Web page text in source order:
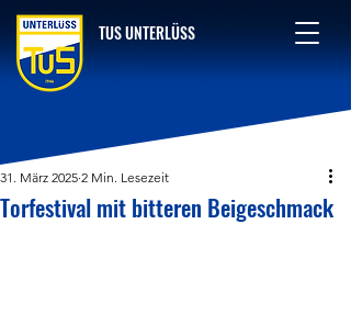
TUS UNTERLÜSS
Torfestival mit bitteren Beigeschmack
31. März 2025 2 Min. Lesezeit